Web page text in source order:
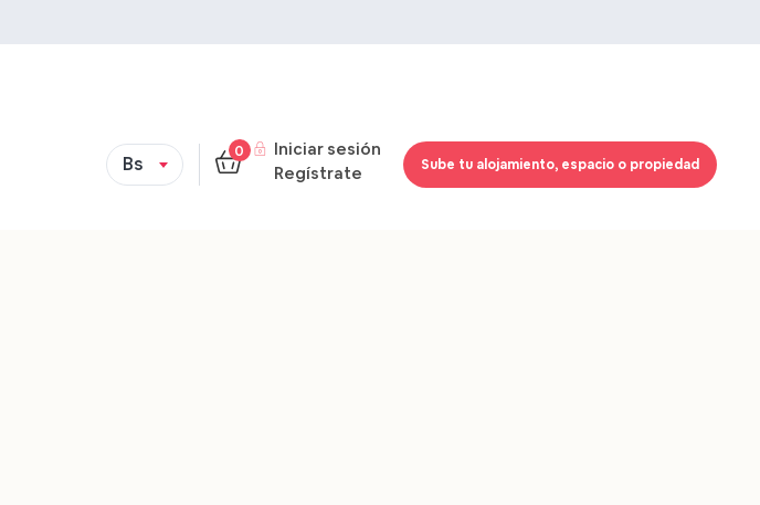
Bs
0
Iniciar sesión
Regístrate
Sube tu alojamiento, espacio o propiedad